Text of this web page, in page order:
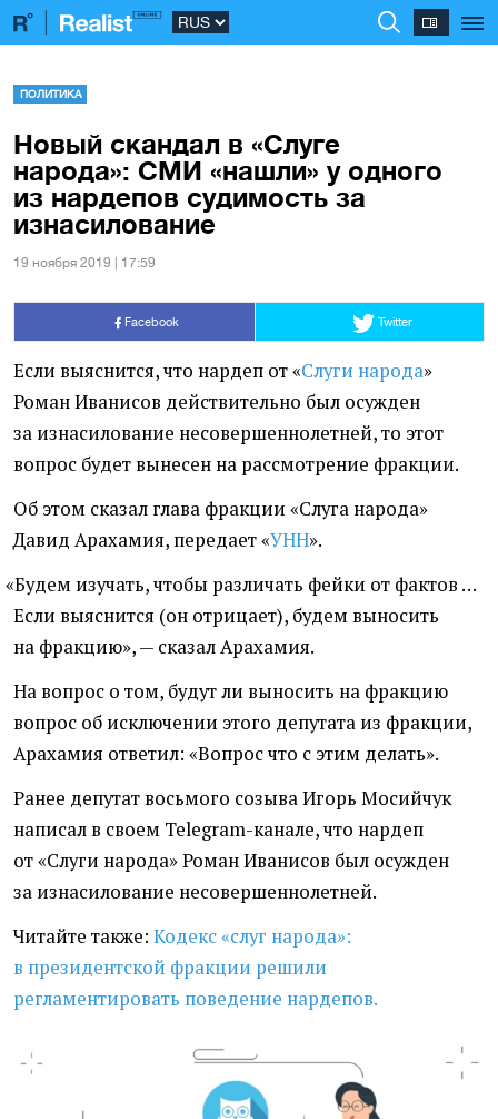
ПОЛИТИКА
Новый скандал в «Слуге
народа»: СМИ «нашли» у одного
из нардепов судимость за
изнасилование
19 ноября 2019 | 17:59
Facebook Twitter
Если выяснится, что нардеп от «Слуги народа»
Роман Иванисов действительно был осужден
за изнасилование несовершеннолетней, то этот
вопрос будет вынесен на рассмотрение фракции.
Об этом сказал глава фракции «Слуга народа»
Давид Арахамия, передает«УНН».
«Будем изучать, чтобы различать фейки от фактов …
Если выяснится (он отрицает), будем выносить
на фракцию», — сказал Арахамия.
На вопрос о том, будут ли выносить на фракцию
вопрос об исключении этого депутата из фракции,
Арахамия ответил: «Вопрос что с этим делать».
Ранее депутат восьмого созыва Игорь Мосийчук
написал в своем Telegram-канале, что нардеп
от «Слуги народа» Роман Иванисов был осужден
за изнасилование несовершеннолетней.
Читайте также: Кодекс«слуг народа»:
в президентской фракции решили
регламентировать поведение нардепов.